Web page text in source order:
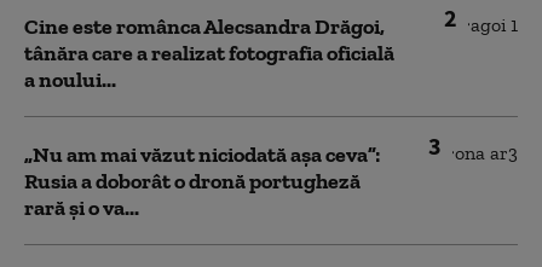
2
Cine este românca Alecsandra Drăgoi,
tânăra care a realizat fotografia oficială
a noului...
3
„Nu am mai văzut niciodată așa ceva”:
Rusia a doborât o dronă portugheză
rară și o va...